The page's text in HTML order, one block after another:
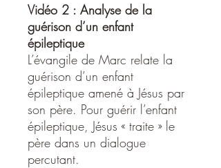
Vidéo 2 : Analyse de la
guérison d’un enfant
épileptique
L’évangile de Marc relate la
guérison d’un enfant
épileptique amené à Jésus par
son père. Pour guérir l’enfant
épileptique, Jésus « traite » le
père dans un dialogue
percutant.